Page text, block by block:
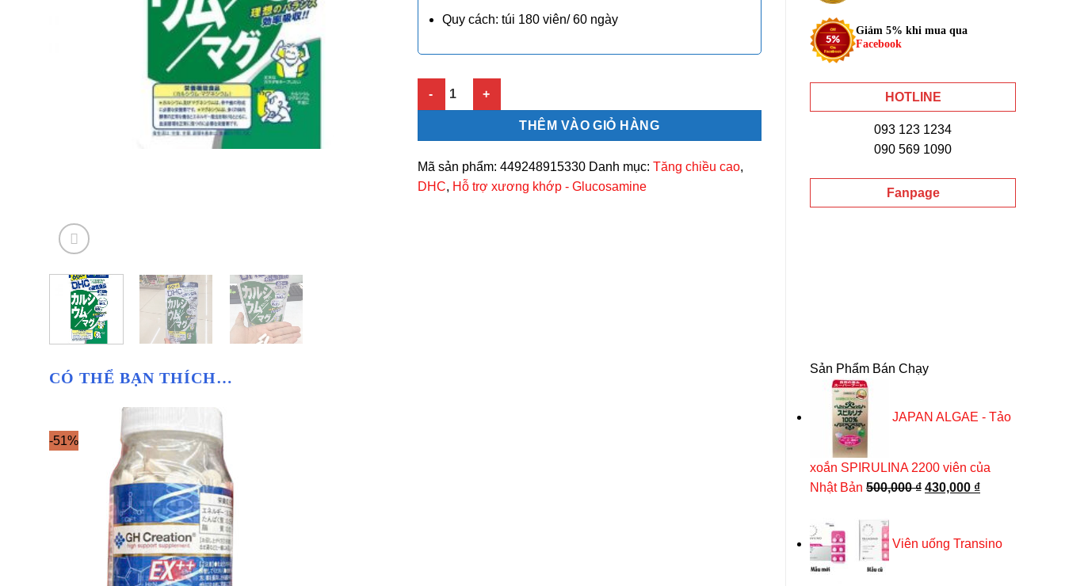
Giảm 5% khi mua qua
Facebook
HOTLINE
093 123 1234
090 569 1090
Fanpage
Sản Phẩm Bán Chạy
JAPAN ALGAE - Tảo
xoắn SPIRULINA 2200 viên của
Nhật Bản 500,000₫ Giá
500,000 ₫.
430,000 ₫Giá
là:
Viên uống Transino
Quy cách: túi 180 viên/ 60 ngày
Viên uống DHC Canxi Magie màu xanh lá 60 ngày số lượng
THÊM VÀO GIỎ HÀNG
Mã sản phẩm: 449248915330 Danh mục: Tăng chiều cao,
DHC, Hỗ trợ xương khớp - Glucosamine
CÓ THỂ BẠN THÍCH…
-51%